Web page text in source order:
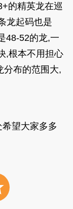
的精英龙在巡
龙起码也是
48-52的龙,一
,根本不用担心
分布的范围大,
望大家多多